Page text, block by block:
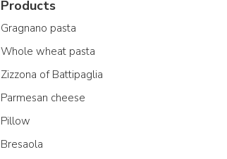
Products
Gragnano pasta
Whole wheat pasta
Zizzona of Battipaglia
Parmesan cheese
Pillow
Bresaola